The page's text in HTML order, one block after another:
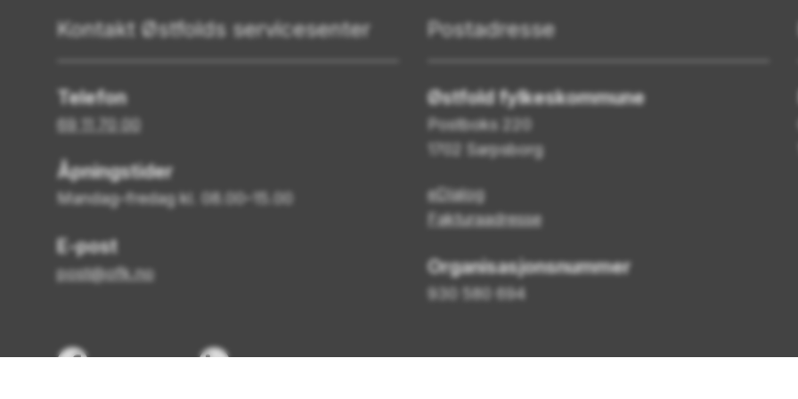
Kontakt Østfolds servicesenter
Telefon
69 11 70 00
Åpningstider
Mandag–fredag kl. 08.00–15.00
E-post
post@ofk.no
Postadresse
Østfold fylkeskommune
Postboks 220
1702 Sarpsborg
eDialog
Fakturaadresse
Organisasjonsnummer
930 580 694
Facebook LinkedIn